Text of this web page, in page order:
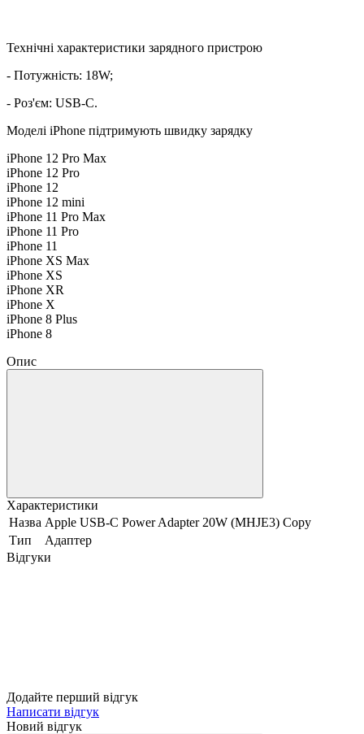
Технічні характеристики зарядного пристрою
- Потужність: 18W;
- Роз'єм: USB-C.
Моделі iPhone підтримують швидку зарядку
iPhone 12 Pro Max
iPhone 12 Pro
iPhone 12
iPhone 12 mini
iPhone 11 Pro Max
iPhone 11 Pro
iPhone 11
iPhone XS Max
iPhone XS
iPhone XR
iPhone X
iPhone 8 Plus
iPhone 8
Опис
Характеристики
Назва Apple USB-C Power Adapter 20W (MHJE3) Copy
Тип
Адаптер
Відгуки
Додайте перший відгук
Написати відгук
Новий відгук